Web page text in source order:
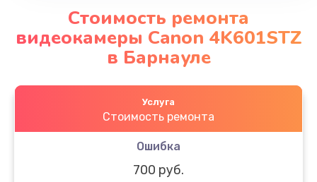
Стоимость ремонта
видеокамеры Canon 4K601STZ
в Барнауле
Услуга
Стоимость ремонта
Ошибка
700 руб.